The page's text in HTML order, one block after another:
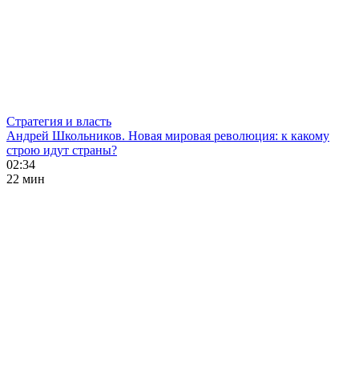
Стратегия и власть
Андрей Школьников. Новая мировая революция: к какому
строю идут страны?
02:34
22 мин